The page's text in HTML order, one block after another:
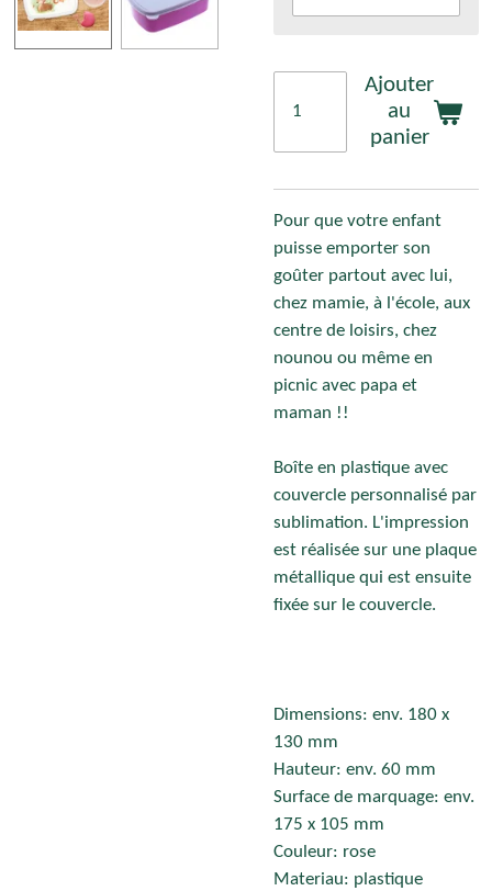
Ajouter
au
panier
Pour que votre enfant
puisse emporter son
goûter partout avec lui,
chez mamie, à l'école, aux
centre de loisirs, chez
nounou ou même en
picnic avec papa et
maman !!
Boîte en plastique avec
couvercle personnalisé par
sublimation. L'impression
est réalisée sur une plaque
métallique qui est ensuite
fixée sur le couvercle.
Dimensions: env. 180 x
130 mm
Hauteur: env. 60 mm
Surface de marquage: env.
175 x 105 mm
Couleur: rose
Materiau: plastique